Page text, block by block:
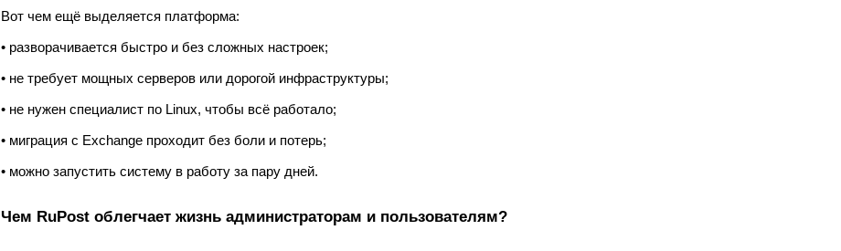
Вот чем ещё выделяется платформа:
• разворачивается быстро и без сложных настроек;
• не требует мощных серверов или дорогой инфраструктуры;
• не нужен специалист по Linux, чтобы всё работало;
• миграция с Exchange проходит без боли и потерь;
• можно запустить систему в работу за пару дней.
Чем RuPost облегчает жизнь администраторам и пользователям?